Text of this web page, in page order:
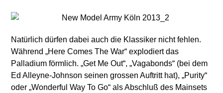
Natürlich dürfen dabei auch die Klassiker nicht fehlen.
Während „Here Comes The War“ explodiert das
Palladium förmlich. „Get Me Out“, „Vagabonds“ (bei dem
Ed Alleyne-Johnson seinen grossen Auftritt hat), „Purity“
oder „Wonderful Way To Go“ als Abschluß des Mainsets